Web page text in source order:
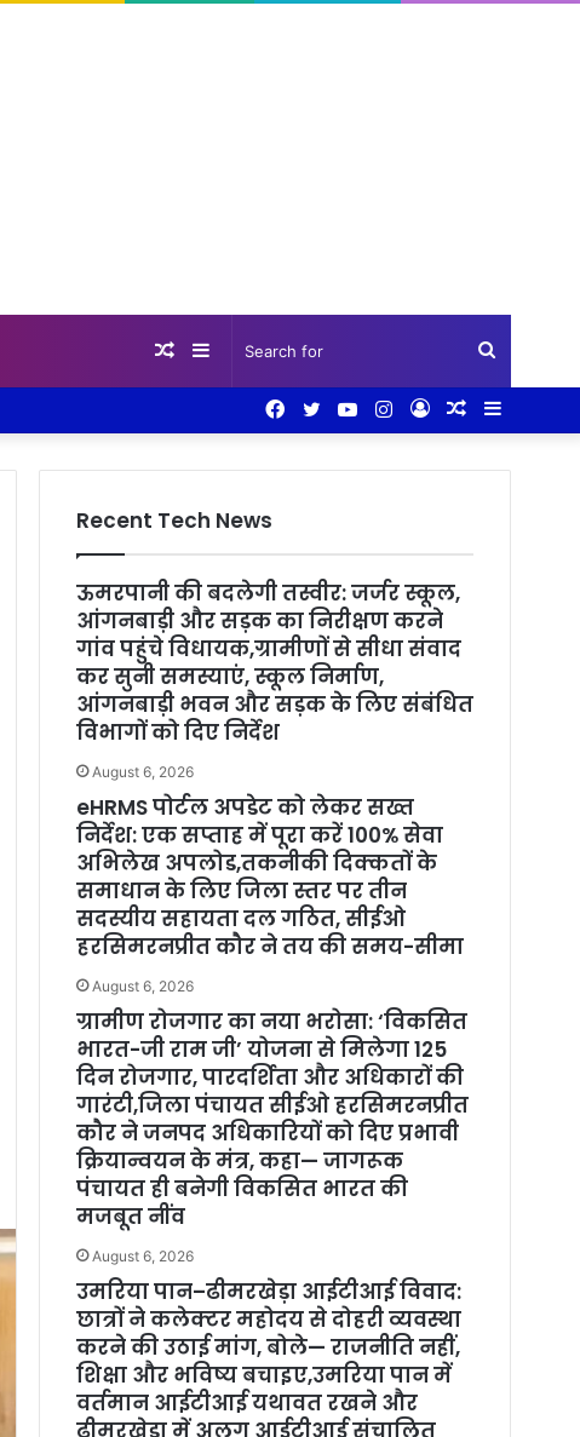
for
Sidebar
Random
Random
Log
Instagram
YouTube
Twitter
Facebook
Recent Tech News
ऊमरपानी की बदलेगी तस्वीर: जर्जर स्कूल,
आंगनबाड़ी और सड़क का निरीक्षण करने
गांव पहुंचे विधायक,ग्रामीणों से सीधा संवाद
कर सुनी समस्याएं, स्कूल निर्माण,
आंगनबाड़ी भवन और सड़क के लिए संबंधित
विभागों को दिए निर्देश
August 6, 2026
eHRMS पोर्टल अपडेट को लेकर सख्त
निर्देश: एक सप्ताह में पूरा करें 100% सेवा
अभिलेख अपलोड,तकनीकी दिक्कतों के
समाधान के लिए जिला स्तर पर तीन
सदस्यीय सहायता दल गठित, सीईओ
हरसिमरनप्रीत कौर ने तय की समय-सीमा
August 6, 2026
ग्रामीण रोजगार का नया भरोसा: ‘विकसित
भारत-जी राम जी’ योजना से मिलेगा 125
दिन रोजगार, पारदर्शिता और अधिकारों की
गारंटी,जिला पंचायत सीईओ हरसिमरनप्रीत
कौर ने जनपद अधिकारियों को दिए प्रभावी
क्रियान्वयन के मंत्र, कहा— जागरूक
पंचायत ही बनेगी विकसित भारत की
मजबूत नींव
August 6, 2026
उमरिया पान–ढीमरखेड़ा आईटीआई विवाद:
छात्रों ने कलेक्टर महोदय से दोहरी व्यवस्था
करने की उठाई मांग, बोले— राजनीति नहीं,
शिक्षा और भविष्य बचाइए,उमरिया पान में
वर्तमान आईटीआई यथावत रखने और
ढीमरखेड़ा में अलग आईटीआई संचालित